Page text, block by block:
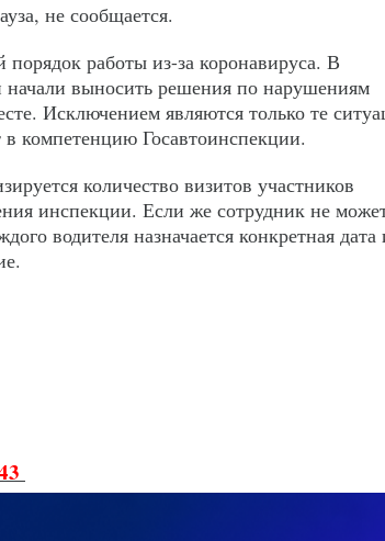
не сообщается.
работы из-за коронавируса. В
начали выносить решения по нарушениям
Исключением являются только те
компетенцию Госавтоинспекции.
количество визитов участников
инспекции. Если же сотрудник не
водителя назначается конкретная дата